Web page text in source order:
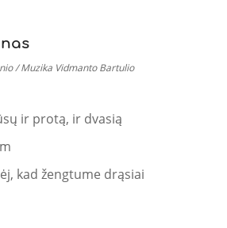
/ Muzika Vidmanto Bartulio
ir protą, ir dvasią
kad žengtume drąsiai